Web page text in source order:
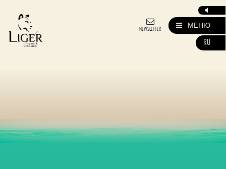
NEWSLETTER
МЕНЮ
RU